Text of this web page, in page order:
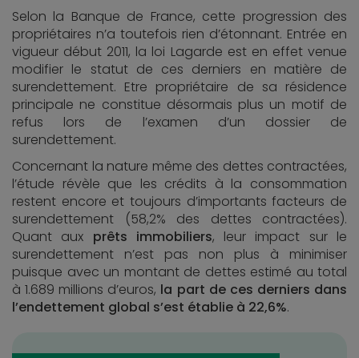
Selon la Banque de France, cette progression des
propriétaires n’a toutefois rien d’étonnant. Entrée en
vigueur début 2011, la loi Lagarde est en effet venue
modifier le statut de ces derniers en matière de
surendettement. Etre propriétaire de sa résidence
principale ne constitue désormais plus un motif de
refus lors de l’examen d’un dossier de
surendettement.
Concernant la nature même des dettes contractées,
l’étude révèle que les crédits à la consommation
restent encore et toujours d’importants facteurs de
surendettement (58,2% des dettes contractées).
Quant aux prêts immobiliers, leur impact sur le
surendettement n’est pas non plus à minimiser
puisque avec un montant de dettes estimé au total
à 1.689 millions d’euros, la part de ces derniers dans
l’endettement global s’est établie à 22,6%.